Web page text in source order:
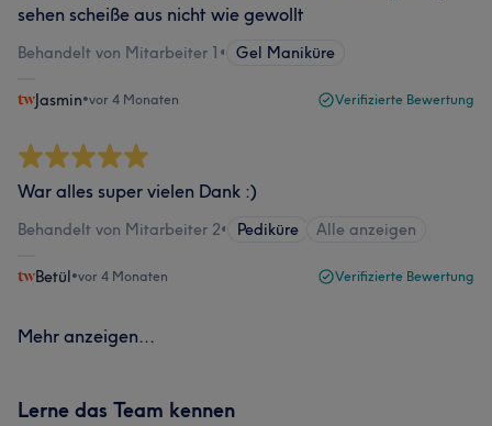
sehen scheiße aus nicht wie gewollt
Behandelt von Mitarbeiter 1 • Gel Maniküre
Jasmin•vor 4 Monaten Verifizierte Bewertung
War alles super vielen Dank :)
Behandelt von Mitarbeiter 2• Pediküre Alle anzeigen
Betül•vor 4 Monaten Verifizierte Bewertung
Mehr anzeigen...
Lerne das Team kennen